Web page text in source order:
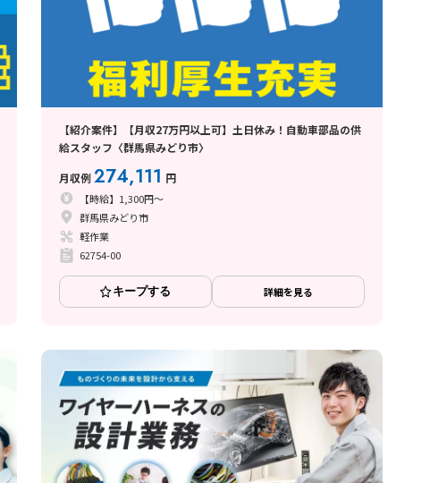
【紹介案件】【月収27万円以上可】土日休み！自動車部品の供
給スタッフ〈群馬県みどり市〉
月収例274,111 円
【時給】1,300円～
群馬県みどり市
軽作業
62754-00
キープする 詳細を見る